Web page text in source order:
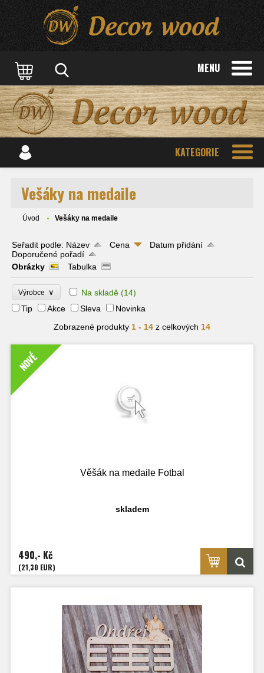
MENU
KATEGORIE
Vešáky na medaile
Úvod Vešáky na medaile
Seřadit podle: Název Cena
Datum přidání
Doporučené pořadí
Obrázky
Tabulka
Výrobce ∨ Na skladě (14)
Tip
Akce Sleva
Novinka
Zobrazené produkty 1 - 14 z celkových 14
NOVÉ
Věšák na medaile Fotbal
skladem
490,- Kč
(21,30 EUR)